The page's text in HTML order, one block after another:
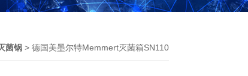
菌锅 > 德国美墨尔特Memmert灭菌箱SN110